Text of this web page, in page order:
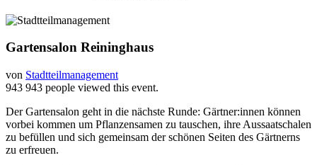
Gartensalon Reininghaus
von Stadtteilmanagement
943 943 people viewed this event.
Der Gartensalon geht in die nächste Runde: Gärtner:innen können
vorbei kommen um Pflanzensamen zu tauschen, ihre Aussaatschalen
zu befüllen und sich gemeinsam der schönen Seiten des Gärtnerns
zu erfreuen.